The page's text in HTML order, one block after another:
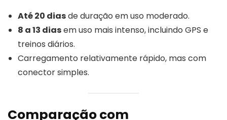
Até 20 diasde duração em uso moderado.
8 a 13 diasem uso mais intenso, incluindo GPS e
treinos diários.
Carregamento relativamente rápido, mas com
conector simples.
Comparação com